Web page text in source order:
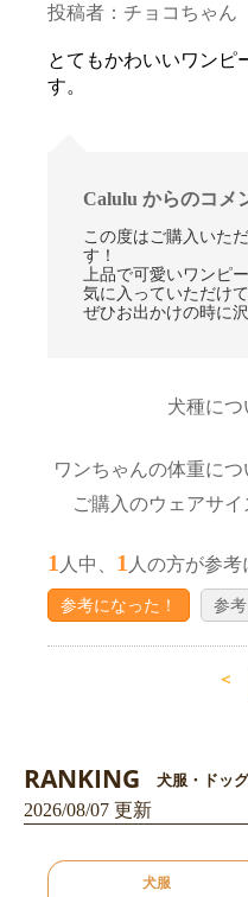
投稿者：チョコちゃん
とてもかわいいワンピ
す。
Calulu からのコメ
この度はご購入いた
す！
上品で可愛いワンピ
気に入っていただけ
ぜひお出かけの時に
犬種につ
ワンちゃんの体重につ
ご購入のウェアサイ
1 人中、 1 人の方が参考
参考になった！ 参
＜
RANKING 犬服・ドッ
2026/08/07 更新
犬服